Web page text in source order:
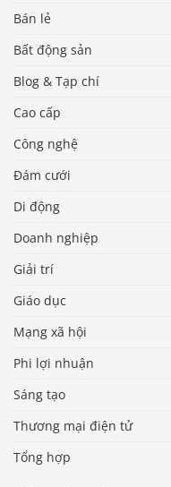
Bán lẻ
Bất động sản
Blog & Tạp chí
Cao cấp
Công nghệ
Đám cưới
Di động
Doanh nghiệp
Giải trí
Giáo dục
Mạng xã hội
Phi lợi nhuận
Sáng tạo
Thương mại điện tử
Tổng hợp